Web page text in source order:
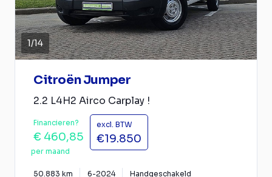
1/14
Citroën Jumper
2.2 L4H2 Airco Carplay !
Financieren?
€ 460,85
per maand
excl. BTW
€19.850
50.883 km 6-2024 Handgeschakeld